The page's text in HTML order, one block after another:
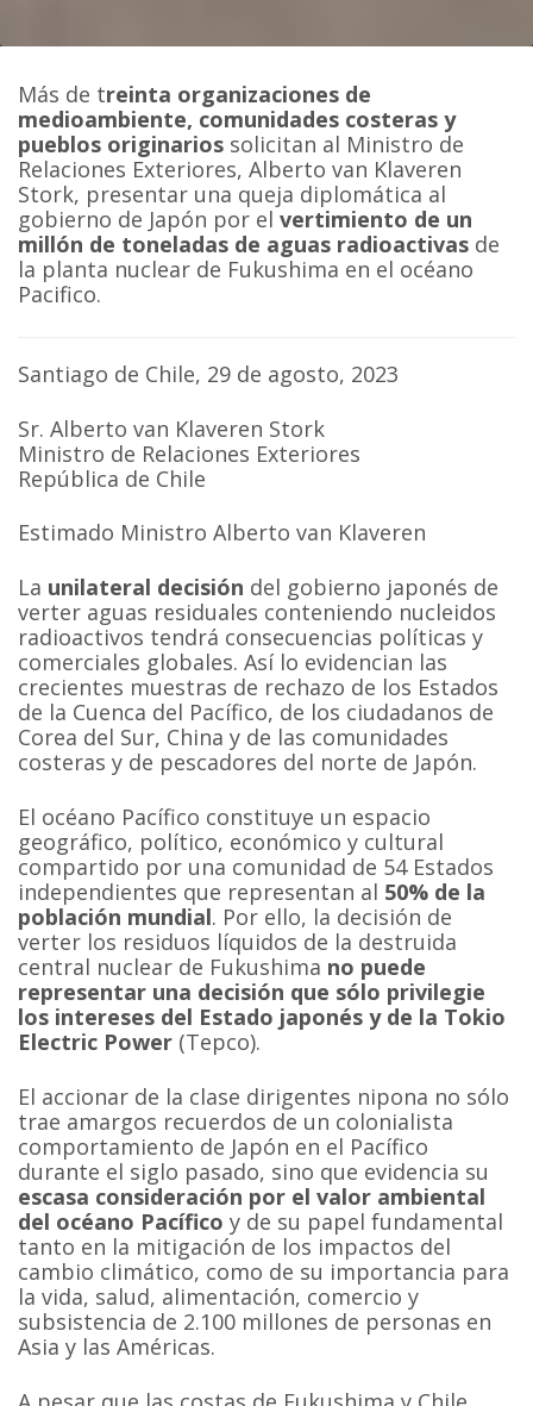
Más de treinta organizaciones de
medioambiente, comunidades costeras y
pueblos originarios solicitan al Ministro de
Relaciones Exteriores, Alberto van Klaveren
Stork, presentar una queja diplomática al
gobierno de Japón por elvertimiento de un
millón de toneladas de aguas radioactivas de
la planta nuclear de Fukushima en el océano
Pacifico.
Santiago de Chile, 29 de agosto, 2023
Sr. Alberto van Klaveren Stork
Ministro de Relaciones Exteriores
República de Chile
Estimado Ministro Alberto van Klaveren
La unilateral decisión del gobierno japonés de
verter aguas residuales conteniendo nucleidos
radioactivos tendrá consecuencias políticas y
comerciales globales. Así lo evidencian las
crecientes muestras de rechazo de los Estados
de la Cuenca del Pacífico, de los ciudadanos de
Corea del Sur, China y de las comunidades
costeras y de pescadores del norte de Japón.
El océano Pacífico constituye un espacio
geográfico, político, económico y cultural
compartido por una comunidad de 54 Estados
independientes que representan al 50% de la
población mundial. Por ello, la decisión de
verter los residuos líquidos de la destruida
central nuclear de Fukushima no puede
representar una decisión que sólo privilegie
los intereses del Estado japonés y de la Tokio
Electric Power (Tepco).
El accionar de la clase dirigentes nipona no sólo
trae amargos recuerdos de un colonialista
comportamiento de Japón en el Pacífico
durante el siglo pasado, sino que evidencia su
escasa consideración por el valor ambiental
del océano Pacífico y de su papel fundamental
tanto en la mitigación de los impactos del
cambio climático, como de su importancia para
la vida, salud, alimentación, comercio y
subsistencia de 2.100 millones de personas en
Asia y las Américas.